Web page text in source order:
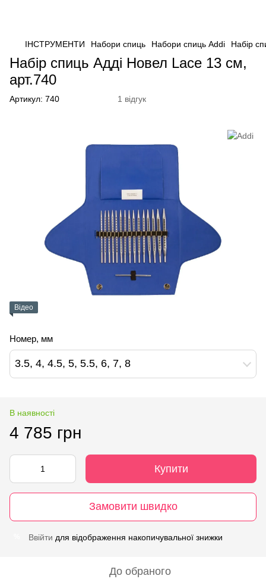
ІНСТРУМЕНТИ Набори спиць Набори спиць Addi Набір
Набір спиць Адді Новел Lace 13 см,
арт.740
Артикул: 740 1 відгук
Відео
Номер, мм
3.5, 4, 4.5, 5, 5.5, 6, 7, 8
В наявності
4 785 грн
Купити
Замовити швидко
Ввійти для відображення накопичувальної знижки
До обраного